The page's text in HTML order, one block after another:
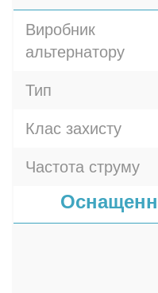
Виробник
альтернатору
Тип
Клас захисту
Частота струму